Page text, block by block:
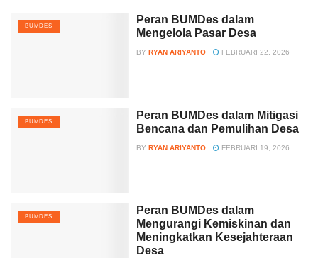
BUMDES
Peran BUMDes dalam
Mengelola Pasar Desa
BY RYAN ARIYANTO FEBRUARI 22, 2026
BUMDES
Peran BUMDes dalam Mitigasi
Bencana dan Pemulihan Desa
BY RYAN ARIYANTO FEBRUARI 19, 2026
BUMDES
Peran BUMDes dalam
Mengurangi Kemiskinan dan
Meningkatkan Kesejahteraan
Desa